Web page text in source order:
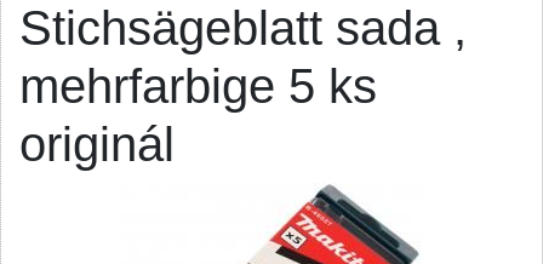
Stichsägeblatt sada ,
mehrfarbige 5 ks
originál